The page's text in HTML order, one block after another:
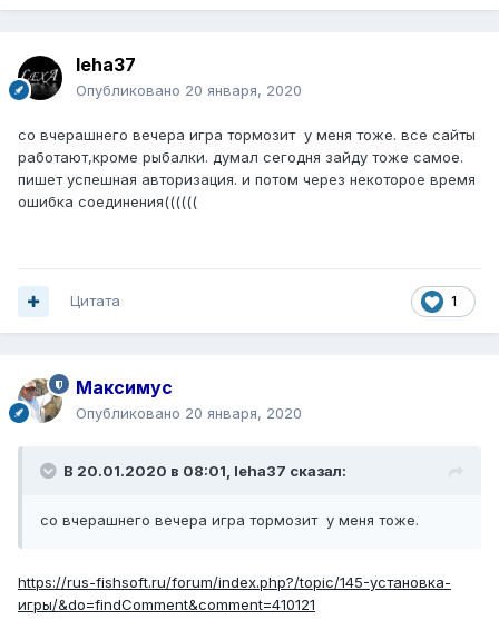
leha37
Опубликовано 20 января, 2020
со вчерашнего вечера игра тормозит у меня тоже. все сайты
работают,кроме рыбалки. думал сегодня зайду тоже самое.
пишет успешная авторизация. и потом через некоторое время
ошибка соединения((((((
1
Цитата
Максимус
Опубликовано 20 января, 2020
В 20.01.2020 в 08:01, leha37 сказал:
со вчерашнего вечера игра тормозит у меня тоже.
https://rus-fishsoft.ru/forum/index.php?/topic/145-установка-
игры/&do=findComment&comment=410121